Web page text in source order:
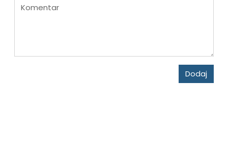
Komentar
Dodaj